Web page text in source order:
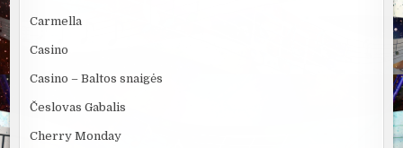
Carmella
Casino
Casino – Baltos snaigės
Česlovas Gabalis
Cherry Monday